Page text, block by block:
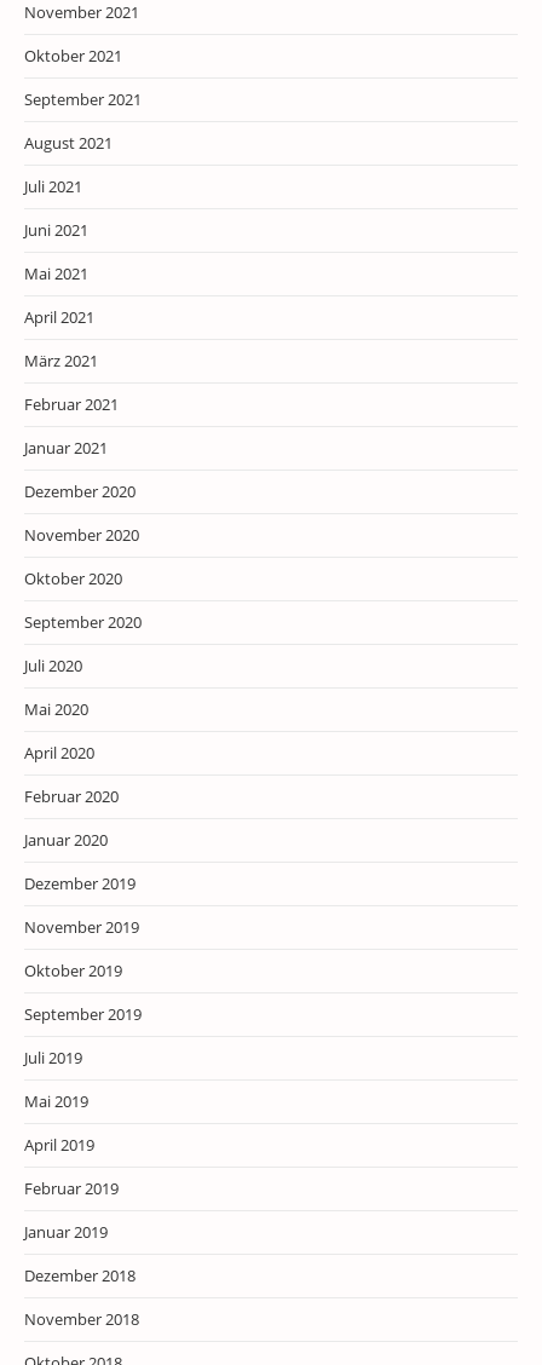
November 2021
Oktober 2021
September 2021
August 2021
Juli 2021
Juni 2021
Mai 2021
April 2021
März 2021
Februar 2021
Januar 2021
Dezember 2020
November 2020
Oktober 2020
September 2020
Juli 2020
Mai 2020
April 2020
Februar 2020
Januar 2020
Dezember 2019
November 2019
Oktober 2019
September 2019
Juli 2019
Mai 2019
April 2019
Februar 2019
Januar 2019
Dezember 2018
November 2018